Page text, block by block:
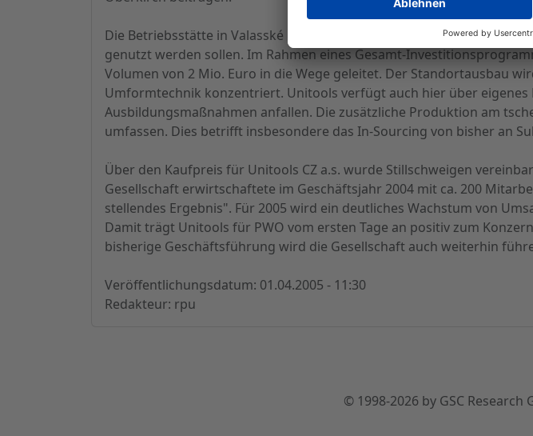
Die Betriebsstätte in Valasské Mezirici weist darüber hinaus
genutzt werden sollen. Im Rahmen eines Gesamt-
Volumen von 2 Mio. Euro in die Wege geleitet. Der Standortausbau
Umformtechnik konzentriert. Unitools verfügt auch hier über
Ausbildungsmaßnahmen anfallen. Die zusätzliche Produktion am
umfassen. Dies betrifft insbesondere das In-Sourcing von bisher an
Über den Kaufpreis für Unitools CZ a.s. wurde Stillschweigen
Gesellschaft erwirtschaftete im Geschäftsjahr 2004 mit ca. 200
stellendes Ergebnis". Für 2005 wird ein deutliches Wachstum von
Damit trägt Unitools für PWO vom ersten Tage an positiv zum
bisherige Geschäftsführung wird die Gesellschaft auch weiterhin
Veröffentlichungsdatum: 01.04.2005 - 11:30
Redakteur: rpu
© 1998-2026by GSC Research